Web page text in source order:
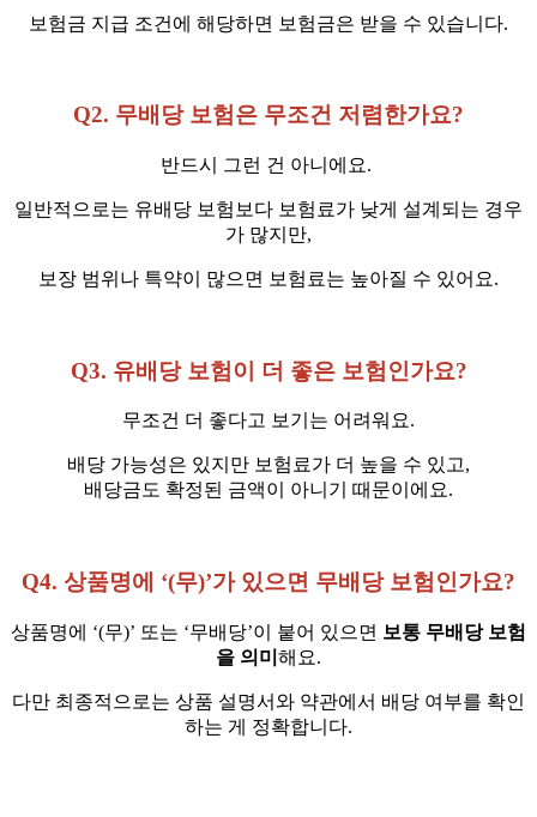
보험금 지급 조건에 해당하면 보험금은 받을 수 있습니다.
Q2. 무배당 보험은 무조건 저렴한가요?
반드시 그런 건 아니에요.
일반적으로는 유배당 보험보다 보험료가 낮게 설계되는 경우
가 많지만,
보장 범위나 특약이 많으면 보험료는 높아질 수 있어요.
Q3. 유배당 보험이 더 좋은 보험인가요?
무조건 더 좋다고 보기는 어려워요.
배당 가능성은 있지만 보험료가 더 높을 수 있고,
배당금도 확정된 금액이 아니기 때문이에요.
Q4. 상품명에 ‘(무)’가 있으면 무배당 보험인가요?
상품명에 ‘(무)’ 또는 ‘무배당’이 붙어 있으면 보통 무배당 보험
을 의미 해요.
다만 최종적으로는 상품 설명서와 약관에서 배당 여부를 확인
하는 게 정확합니다.